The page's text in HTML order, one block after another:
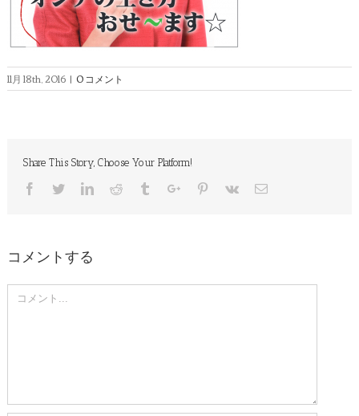
11月 18th, 2016 | 0 コメント
Share This Story, Choose Your Platform!
Facebook
TwitterLinkedinReddit TumblrGoogle+Pinterest
Vk Email
コメントする
Comment